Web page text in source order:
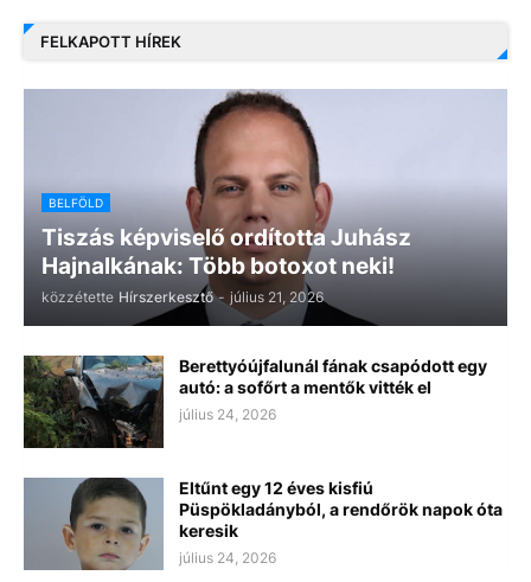
FELKAPOTT HÍREK
BELFÖLD
Tiszás képviselő ordította Juhász
Hajnalkának: Több botoxot neki!
közzétette Hírszerkesztő - július 21, 2026
Berettyóújfalunál fának csapódott egy
autó: a sofőrt a mentők vitték el
július 24, 2026
Eltűnt egy 12 éves kisfiú
Püspökladányból, a rendőrök napok óta
keresik
július 24, 2026